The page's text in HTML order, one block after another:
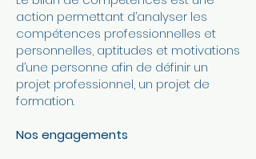
action permettant d’analyser les
compétences professionnelles et
personnelles, aptitudes et motivations
d’une personne afin de définir un
projet professionnel, un projet de
formation.
Nos engagements